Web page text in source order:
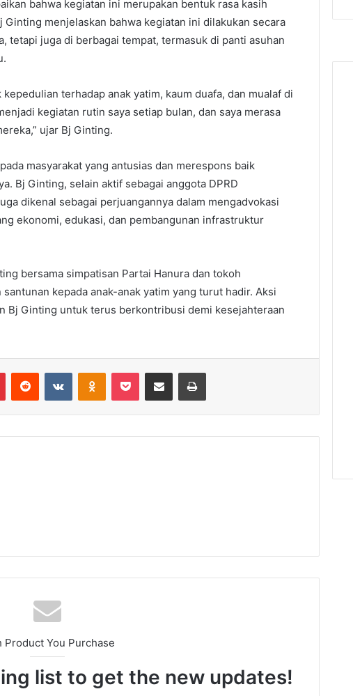
bahwa kegiatan ini merupakan bentuk rasa kasih
Ginting menjelaskan bahwa kegiatan ini dilakukan secara
tetapi juga di berbagai tempat, termasuk di panti asuhan
terhadap anak yatim, kaum duafa, dan mualaf di
kegiatan rutin saya setiap bulan, dan saya merasa
ujar Bj Ginting.
masyarakat yang antusias dan merespons baik
Bj Ginting, selain aktif sebagai anggota DPRD
dikenal sebagai perjuangannya dalam mengadvokasi
ekonomi, edukasi, dan pembangunan infrastruktur
bersama simpatisan Partai Hanura dan tokoh
kepada anak-anak yatim yang turut hadir. Aksi
Bj Ginting untuk terus berkontribusi demi kesejahteraan
PinterestReddit VKontakteOdnoklassniki
Pocket Share via Email Print
Product You Purchase
list to get the new updates!